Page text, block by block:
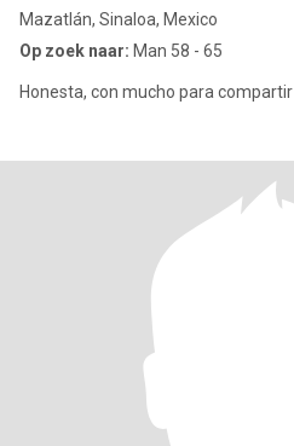
Mazatlán, Sinaloa, Mexico
Op zoek naar: Man 58 - 65
Honesta, con mucho para compartir